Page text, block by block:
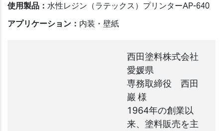
使用製品： 水性レジン（ラテックス）プリンターAP-640
アプリケーション： 内装・壁紙
西田塗料株式会社
愛媛県
専務取締役 西田
巖 様
1964年の創業以
来、塗料販売を主